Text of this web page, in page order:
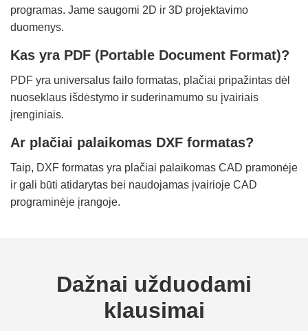
programas. Jame saugomi 2D ir 3D projektavimo
duomenys.
Kas yra PDF (Portable Document Format)?
PDF yra universalus failo formatas, plačiai pripažintas dėl
nuoseklaus išdėstymo ir suderinamumo su įvairiais
įrenginiais.
Ar plačiai palaikomas DXF formatas?
Taip, DXF formatas yra plačiai palaikomas CAD pramonėje
ir gali būti atidarytas bei naudojamas įvairioje CAD
programinėje įrangoje.
Dažnai užduodami
klausimai